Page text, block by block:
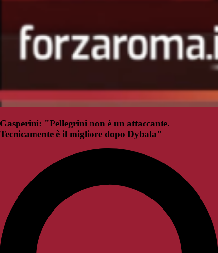
Gasperini: "Pellegrini non è un attaccante.
Tecnicamente è il migliore dopo Dybala"